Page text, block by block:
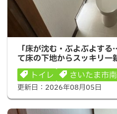
「床が沈む・ぶよぶよする…
下地からスッキリ一新！
「床が沈む・ぶよぶよす
て床の下地からスッキリ一
トイレ
さいたま市
更新日： 2026年08月05日